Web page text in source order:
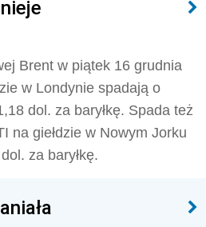
Brent w piątek 16 grudnia
w Londynie spadają o
dol. za baryłkę. Spada też
na giełdzie w Nowym Jorku
za baryłkę.